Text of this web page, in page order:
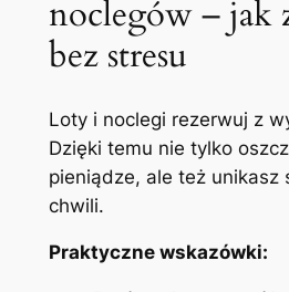
noclegów – jak
bez stresu
Loty i noclegi rezerwuj z
Dzięki temu nie tylko
pieniądze, ale też unikasz
chwili.
Praktyczne wskazówki: